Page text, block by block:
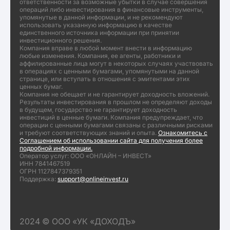
ответственности за возможные убытки в случае совершения
операций либо инвестирования в финансовые инструменты,
упомянутые в данной информации, и не рекомендуют
использовать указанную информацию в качестве
единственного источника информации при принятии
инвестиционного решения.
Компания вправе в любой момент внести в информацию
любые изменения. Компания, ее агенты, работники и
аффилированные лица могут в некоторых случаях участвовать
в операциях с ценными бумагами, упомянутыми на данной
странице, или вступать в отношения с эмитентами этих
ценных бумаг.
Компания не обещает и не гарантирует доходность вложений.
Результаты инвестирования в прошлом не определяют доходы
в будущем, государство не гарантирует доходность
инвестиций в ценные бумаги. Компания предупреждает, что
операции с ценными бумагами связаны с различными рисками
и требуют соответствующих знаний и опыта. Ознакомитесь с
Соглашением об использовании сайта для получения более
подробной информации.
Оператор услуг: ООО «ОНЛАЙН – ИНВЕСТ»
ИНН 7841467519
ОГРН 1127847379351
Поддержка: support@onlineinvest.ru
2024 © ООО «УК «ДОХОДЪ»